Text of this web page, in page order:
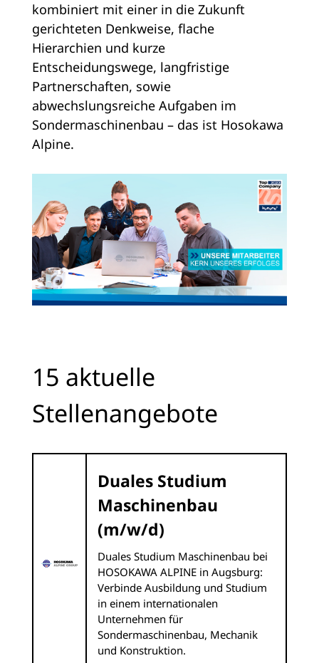
kombiniert mit einer in die Zukunft
gerichteten Denkweise, flache
Hierarchien und kurze
Entscheidungswege, langfristige
Partnerschaften, sowie
abwechslungsreiche Aufgaben im
Sondermaschinenbau – das ist Hosokawa
Alpine.
15 aktuelle
Stellenangebote
Duales Studium
Maschinenbau
(m/w/d)
Duales Studium Maschinenbau bei
HOSOKAWA ALPINE in Augsburg:
Verbinde Ausbildung und Studium
in einem internationalen
Unternehmen für
Sondermaschinenbau, Mechanik
und Konstruktion.